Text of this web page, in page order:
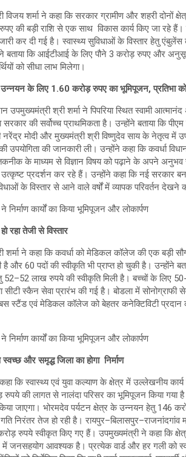
विजय शर्मा ने कहा कि सरकार ग्रामीण और शहरी दोनों
की बड़ी राशि से एक साथ विकास कार्य किए जा रहे हैं।
कर दी गई है। स्वास्थ्य सुविधाओं के विस्तार हेतु
बताया कि आईटीआई के लिए पौने 3 करोड़ रुपए और
को सीधा लाभ मिलेगा।
के लिए 1.60 करोड़ रुपए का भूमिपूजन, प्रतिभा
उपमुख्यमंत्री श्री शर्मा ने पिपरिया स्थित स्वामी
की सर्वोच्च प्राथमिकता है। उन्होंने बताया कि
नरेंद्र मोदी और मुख्यमंत्री श्री विष्णुदेव साय के नेतृत्व
उपयोगिता की जानकारी ली। उन्होंने कहा कि
के माध्यम से विज्ञान विषय को पढ़ाने के अपने
प्रदर्शन कर रहे हैं। उन्होंने कहा कि नई सरकार बनने
के विस्तार से आने वाले वर्षों में व्यापक परिवर्तन देखने
रहा तेजी से विस्तार
शर्मा ने कहा कि कवर्धा को मेडिकल कॉलेज की एक बड़ी
है और 60 पदों की स्वीकृति भी प्राप्त हो चुकी है। उन्होंने
52–52 लाख रुपये की स्वीकृति मिली है। बच्चों के लिए
सीटी स्कैन सेवा प्रारंभ की गई है। बोडला में सोनोग्राफी
स्टैंड एवं मेडिकल कॉलेज को बेहतर कनेक्टिविटी प्रदान
और समृद्ध जिला का होगा निर्माण
कि स्वास्थ्य एवं युवा कल्याण के क्षेत्र में उल्लेखनीय
की लागत से नालंदा परिसर का भूमिपूजन किया गया
किया जाएगा। भोरमदेव पर्यटन क्षेत्र के उन्नयन हेतु 146
गति निरंतर तेज हो रही है।
रुपये स्वीकृत किए गए हैं। उपमुख्यमंत्री ने कहा कि
में जनसहयोग आवश्यक है। प्रत्येक वार्ड और हर गली को